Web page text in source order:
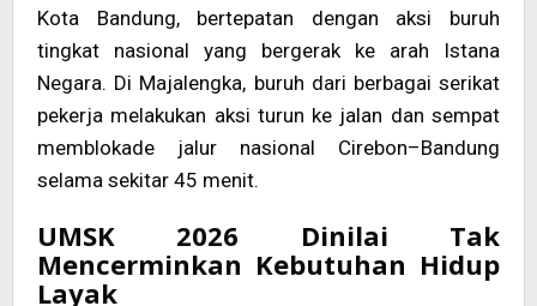
Kota Bandung, bertepatan dengan aksi buruh
tingkat nasional yang bergerak ke arah Istana
Negara. Di Majalengka, buruh dari berbagai serikat
pekerja melakukan aksi turun ke jalan dan sempat
memblokade jalur nasional Cirebon–Bandung
selama sekitar 45 menit.
UMSK 2026 Dinilai Tak
Mencerminkan Kebutuhan Hidup
Layak